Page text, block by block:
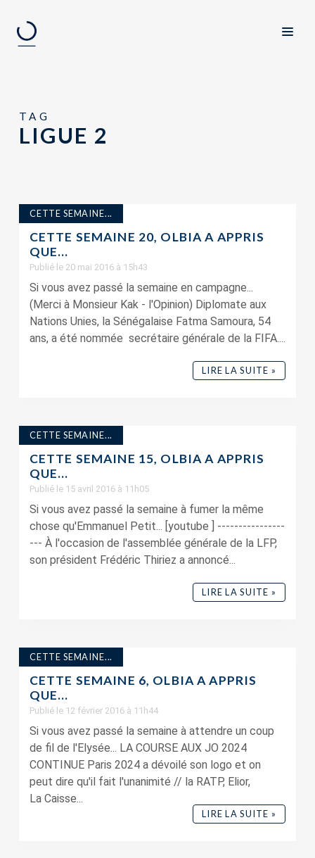
TAG
LIGUE 2
CETTE SEMAINE...
CETTE SEMAINE 20, OLBIA A APPRIS
QUE…
Publié le 20 mai 2016 à 15h43
Si vous avez passé la semaine en campagne...
(Merci à Monsieur Kak - l'Opinion) Diplomate aux
Nations Unies, la Sénégalaise Fatma Samoura, 54
ans, a été nommée secrétaire générale de la FIFA....
LIRE LA SUITE »
CETTE SEMAINE...
CETTE SEMAINE 15, OLBIA A APPRIS
QUE…
Publié le 15 avril 2016 à 11h05
Si vous avez passé la semaine à fumer la même
chose qu'Emmanuel Petit... [youtube ] ----------------
--- À l'occasion de l'assemblée générale de la LFP,
son président Frédéric Thiriez a annoncé...
LIRE LA SUITE »
CETTE SEMAINE...
CETTE SEMAINE 6, OLBIA A APPRIS
QUE…
Publié le 12 février 2016 à 11h44
Si vous avez passé la semaine à attendre un coup
de fil de l'Elysée... LA COURSE AUX JO 2024
CONTINUE Paris 2024 a dévoilé son logo et on
peut dire qu'il fait l'unanimité // la RATP, Elior,
La Caisse...
LIRE LA SUITE »